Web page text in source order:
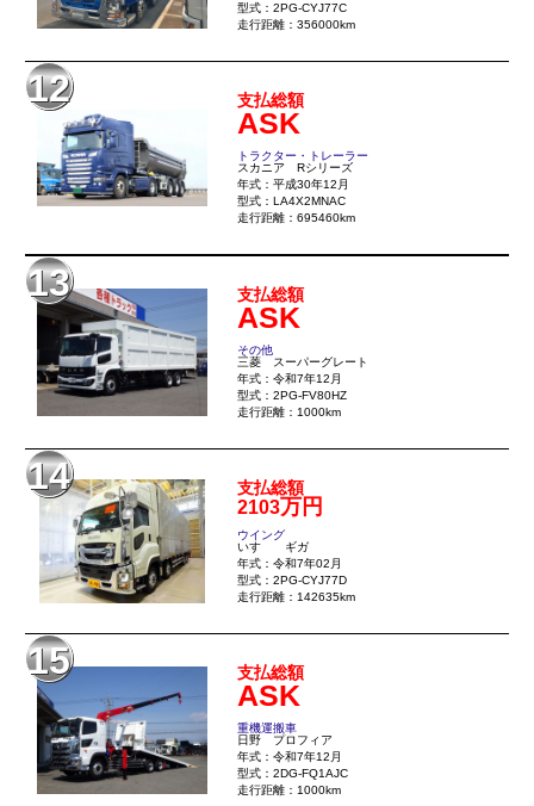
型式：2PG-CYJ77C
走行距離：356000km
12 支払総額
ASK
トラクター・トレーラー
スカニア Rシリーズ
年式：平成30年12月
型式：LA4X2MNAC
走行距離：695460km
13 支払総額
ASK
その他
三菱 スーパーグレート
年式：令和7年12月
型式：2PG-FV80HZ
走行距離：1000km
14 支払総額
2103万円
ウイング
いすゞ ギガ
年式：令和7年02月
型式：2PG-CYJ77D
走行距離：142635km
15 支払総額
ASK
重機運搬車
日野 プロフィア
年式：令和7年12月
型式：2DG-FQ1AJC
走行距離：1000km